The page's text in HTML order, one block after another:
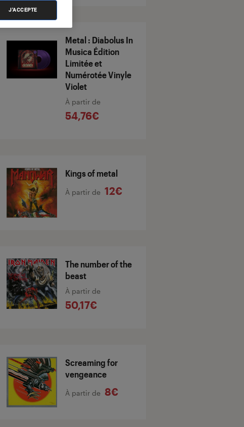
Metal : Diabolus In
Musica Édition
Limitée et
Numérotée Vinyle
Violet
À partir de
54,76€
Kings of metal
À partir de 12€
The number of the
beast
À partir de
50,17€
Screaming for
vengeance
À partir de 8€
J'ACCEPTE